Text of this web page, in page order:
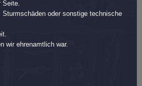
Seite.
Sturmschäden oder sonstige technische
wir ehrenamtlich war.